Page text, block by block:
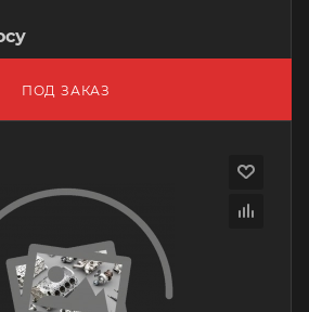
ПОД ЗАКАЗ